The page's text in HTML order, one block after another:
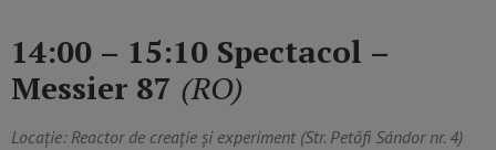
14:00 – 15:10 Spectacol –
Messier 87 (RO)
Locație: Reactor de creație și experiment (Str. Petőfi Sándor nr. 4)